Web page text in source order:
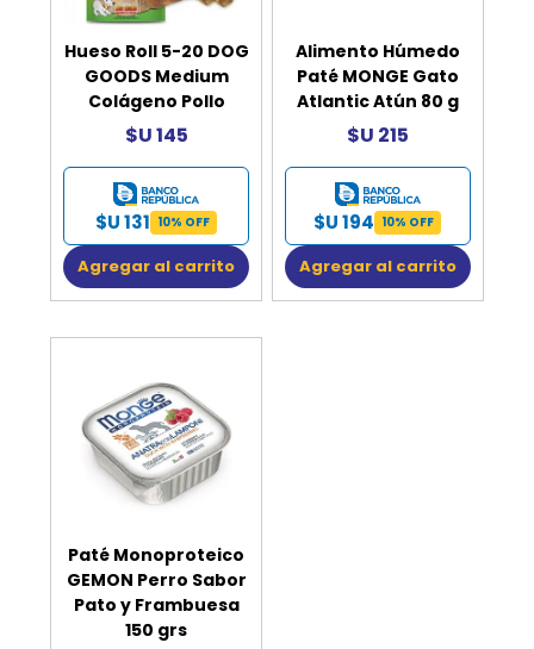
Hueso Roll 5-20 DOG
GOODS Medium
Colágeno Pollo
$U 145
$U 131 10% OFF
Agregar al carrito
Alimento Húmedo
Paté MONGE Gato
Atlantic Atún 80 g
$U 215
$U 194 10% OFF
Agregar al carrito
Paté Monoproteico
GEMON Perro Sabor
Pato y Frambuesa
150 grs